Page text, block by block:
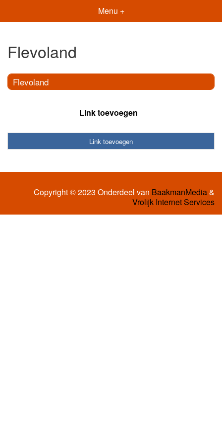
Menu +
Flevoland
Flevoland
Link toevoegen
Link toevoegen
Copyright © 2023 Onderdeel van BaakmanMedia&
Vrolijk Internet Services